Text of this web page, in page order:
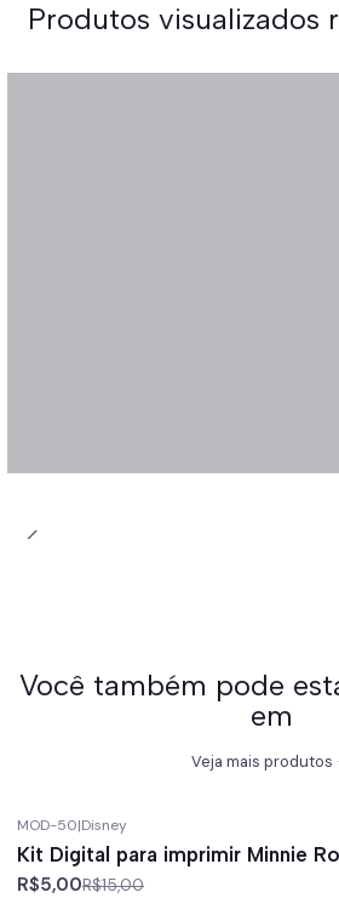
Produtos visualizados
Você também pode
em
Veja mais produtos
MOD-50|Disney
Kit Digital para imprimir Minnie
R$5,00R$15,00